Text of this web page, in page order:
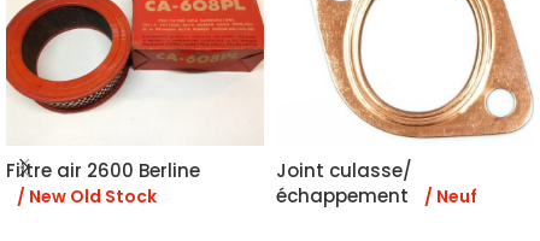
Filtre air 2600 Berline
/ New Old Stock
Joint culasse/
échappement
/ Neuf